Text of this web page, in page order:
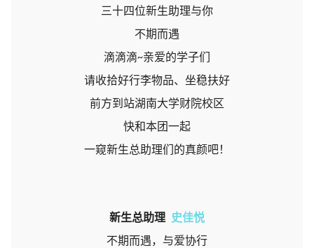
三十四位新生助理与你
不期而遇
滴滴滴~亲爱的学子们
请收拾好行李物品、坐稳扶好
前方到站湖南大学财院校区
快和本团一起
一窥新生总助理们的真颜吧！
新生总助理 史佳悦
不期而遇，与爱协行